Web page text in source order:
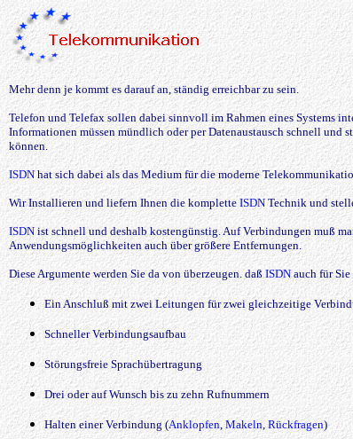
Mehr denn je kommt es darauf an, ständig erreichbar zu sein.
Telefon und Telefax sollen dabei sinnvoll im Rahmen eines Systems
Informationen müssen mündlich oder per Datenaustausch schnell
können.
ISDNhat sich dabei als das Medium für die moderne
Wir Installieren und liefern Ihnen die kompletteISDNTechnik und
ISDNist schnell und deshalb kostengünstig. Auf Verbindungen muß
Anwendungsmöglichkeiten auch über größere Entfernungen.
Diese Argumente werden Sie da von überzeugen. daßISDNauch für
Ein Anschluß mit zwei Leitungen für zwei gleichzeitige
Schneller Verbindungsaufbau
Störungsfreie Sprachübertragung
Drei oder auf Wunsch bis zu zehn Rufnummern
Halten einer Verbindung (Anklopfen,Makeln, Rückfragen)